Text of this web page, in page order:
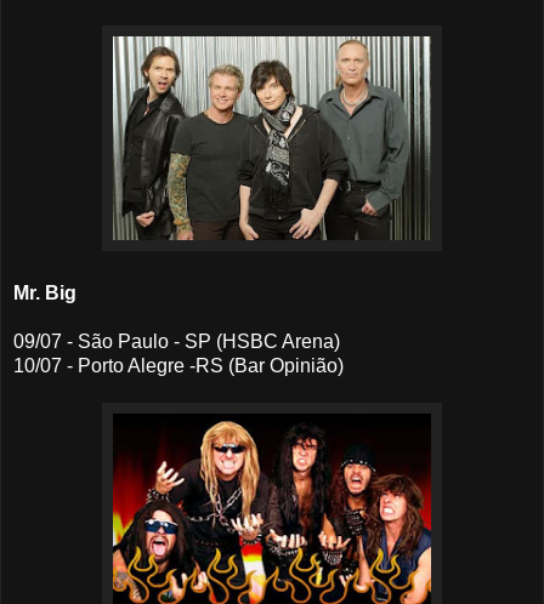
Mr. Big
09/07 - São Paulo - SP (HSBC Arena)
10/07 - Porto Alegre -RS (Bar Opinião)